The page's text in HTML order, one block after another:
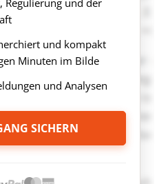
Regulierung und der
und kompakt
Minuten im Bilde
und Analysen
SICHERN